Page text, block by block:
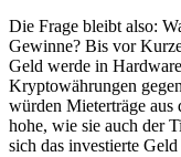
Die Frage bleibt also:
Gewinne? Bis vor
Geld werde in
Kryptowährungen
würden Mieterträge aus
hohe, wie sie auch der
sich das investierte